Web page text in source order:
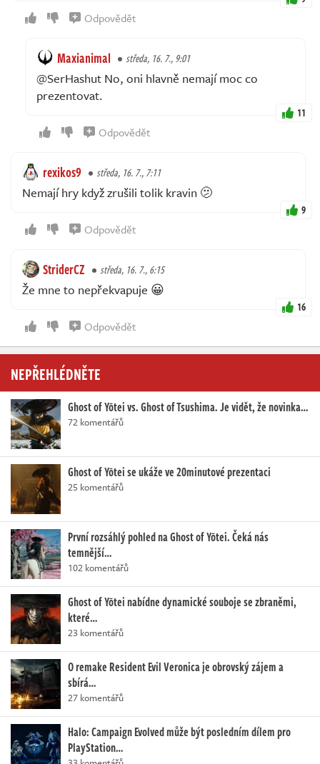
Odpovědět
Maxianimal středa, 16. 7., 9:01
@SerHashut No, oni hlavně nemají moc co
prezentovat.
11
Odpovědět
rexikos9 středa, 16. 7., 7:11
Nemají hry když zrušili tolik kravin 🫤
9
Odpovědět
StriderCZ středa, 16. 7., 6:15
Že mne to nepřekvapuje 😀
16
Odpovědět
NEPŘEHLÉDNĚTE
Ghost of Yōtei vs. Ghost of Tsushima. Je vidět, že novinka…
72 komentářů
Ghost of Yōtei se ukáže ve 20minutové prezentaci
25 komentářů
První rozsáhlý pohled na Ghost of Yōtei. Čeká nás
temnější…
102 komentářů
Ghost of Yōtei nabídne dynamické souboje se zbraněmi,
které…
23 komentářů
O remake Resident Evil Veronica je obrovský zájem a
sbírá…
27 komentářů
Halo: Campaign Evolved může být posledním dílem pro
PlayStation…